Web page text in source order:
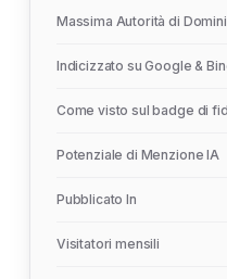
Massima Autorità di
Indicizzato su Google &
Come visto sul badge di
Potenziale di Menzione IA
Pubblicato In
Visitatori mensili